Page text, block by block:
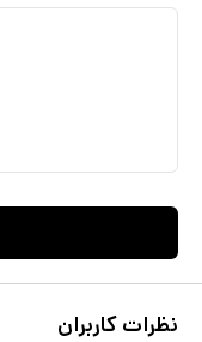
نظرات کاربران